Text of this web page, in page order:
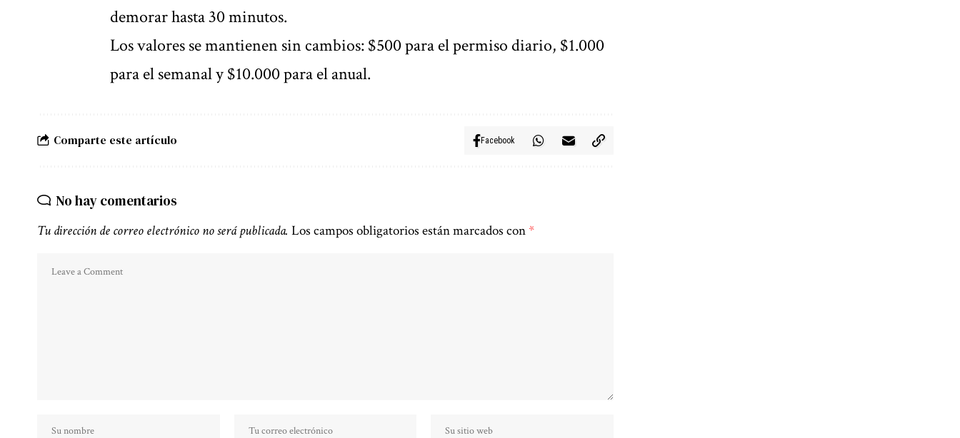
demorar hasta 30 minutos.
Los valores se mantienen sin cambios: $500 para el permiso diario, $1.000
para el semanal y $10.000 para el anual.
Comparte este artículo Facebook
No hay comentarios
Tu dirección de correo electrónico no será publicada. Los campos obligatorios están marcados con*